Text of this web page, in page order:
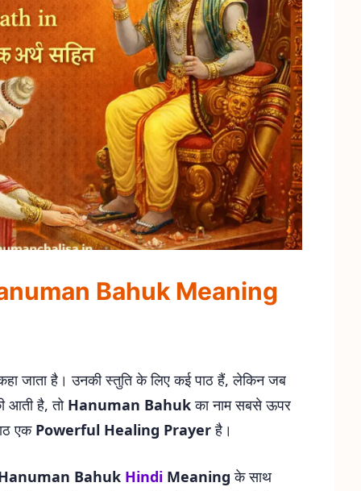
Bahuk Meaning
जाता है। उनकी स्तुति के लिए कई पाठ हैं, लेकिन जब
आती है, तो Hanuman Bahukका नाम सबसे ऊपर
एक Powerful Healing Prayerहै।
Bahuk Hindi Meaning के साथ